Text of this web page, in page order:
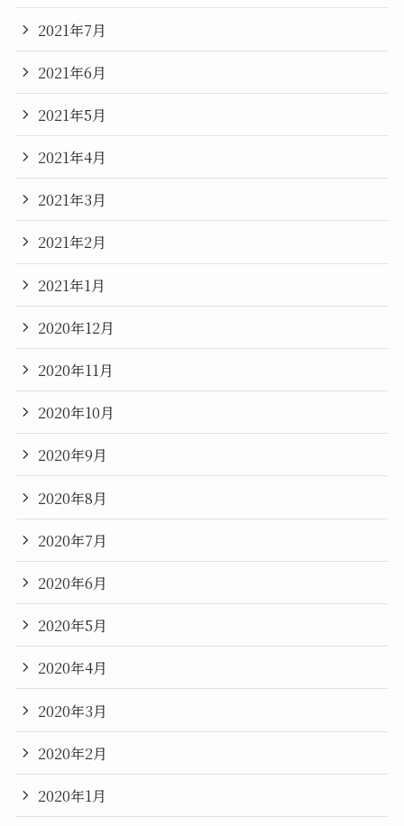
2021年7月
2021年6月
2021年5月
2021年4月
2021年3月
2021年2月
2021年1月
2020年12月
2020年11月
2020年10月
2020年9月
2020年8月
2020年7月
2020年6月
2020年5月
2020年4月
2020年3月
2020年2月
2020年1月